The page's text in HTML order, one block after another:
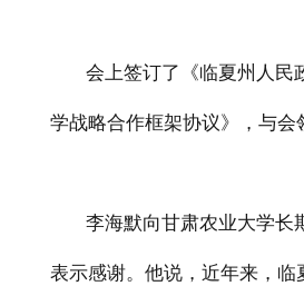
会上签订了《临夏州人民
学战略合作框架协议》，与会
李海默向甘肃农业大学长
表示感谢。他说，近年来，临